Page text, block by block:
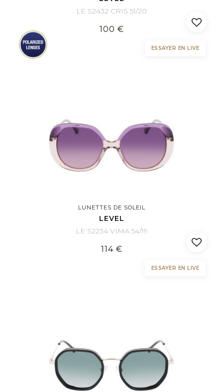
LE S2432 CRIS 51/20
100 €
ESSAYER EN LIVE
LUNETTES DE SOLEIL
LEVEL
LE S2234 VIMA 54/19
114 €
ESSAYER EN LIVE